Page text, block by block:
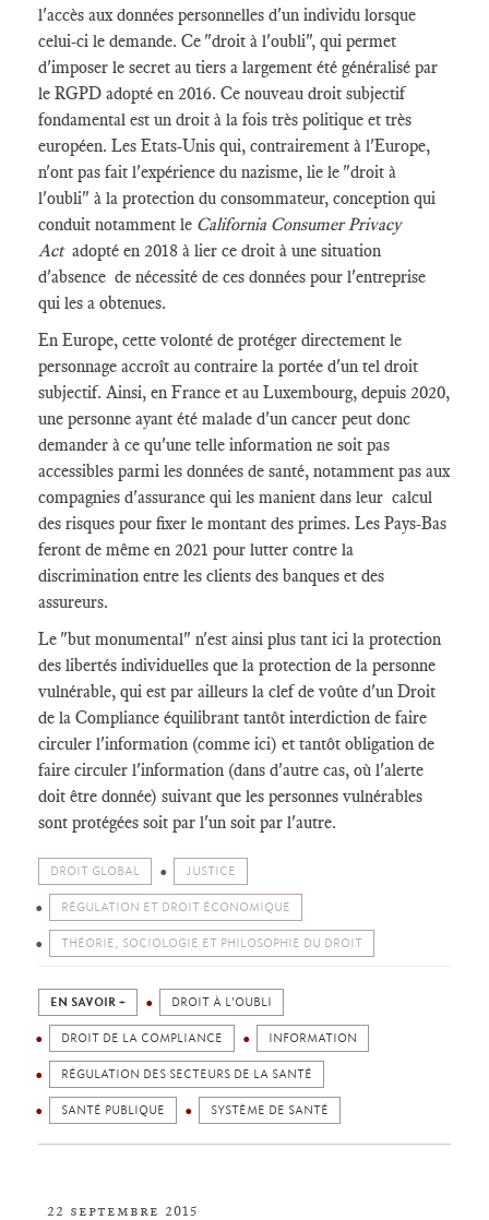
l'accès aux données personnelles d'un individu lorsque
celui-ci le demande. Ce "droit à l'oubli", qui permet
d'imposer le secret au tiers a largement été généralisé par
le RGPD adopté en 2016. Ce nouveau droit subjectif
fondamental est un droit à la fois très politique et très
européen. Les Etats-Unis qui, contrairement à l'Europe,
n'ont pas fait l'expérience du nazisme, lie le "droit à
l'oubli" à la protection du consommateur, conception qui
conduit notamment le California Consumer Privacy
Act adopté en 2018 à lier ce droit à une situation
d'absence de nécessité de ces données pour l'entreprise
qui les a obtenues.
En Europe, cette volonté de protéger directement le
personnage accroît au contraire la portée d'un tel droit
subjectif. Ainsi, en France et au Luxembourg, depuis 2020,
une personne ayant été malade d'un cancer peut donc
demander à ce qu'une telle information ne soit pas
accessibles parmi les données de santé, notamment pas aux
compagnies d'assurance qui les manient dans leur calcul
des risques pour fixer le montant des primes. Les Pays-Bas
feront de même en 2021 pour lutter contre la
discrimination entre les clients des banques et des
assureurs.
Le "but monumental" n'est ainsi plus tant ici la protection
des libertés individuelles que la protection de la personne
vulnérable, qui est par ailleurs la clef de voûte d'un Droit
de la Compliance équilibrant tantôt interdiction de faire
circuler l'information (comme ici) et tantôt obligation de
faire circuler l'information (dans d'autre cas, où l'alerte
doit être donnée) suivant que les personnes vulnérables
sont protégées soit par l'un soit par l'autre.
DROIT GLOBAL JUSTICE
RÉGULATION ET DROIT ÉCONOMIQUE
THÉORIE, SOCIOLOGIE ET PHILOSOPHIE DU DROIT
EN SAVOIR + DROIT À L'OUBLI
DROIT DE LA COMPLIANCE INFORMATION
RÉGULATION DES SECTEURS DE LA SANTÉ
SANTÉ PUBLIQUE SYSTÈME DE SANTÉ
22 septembre 2015